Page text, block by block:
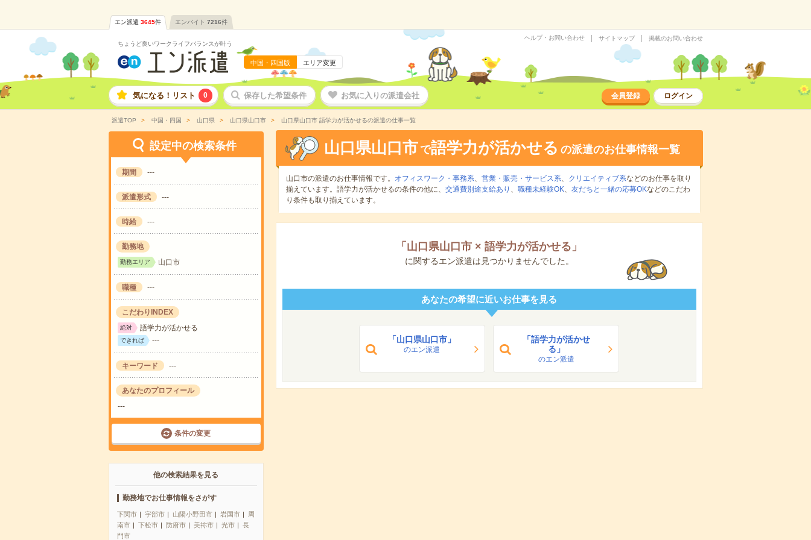
エン派遣 3645件 エンバイト 7216件
ちょうど良いワークライフバランスが叶う
中国・四国版 エリア変更
ヘルプ・お問い合わせ サイトマップ 掲載のお問い合わせ
気になる！リスト 0 保存した希望条件 お気に入りの派遣会社 会員登録 ログイン
派遣TOP 中国・四国 山口県 山口県山口市 山口県山口市 語学力が活かせるの派遣の仕事一覧
設定中の検索条件
期間 ---
派遣形式 ---
時給 ---
勤務地
勤務エリア 山口市
職種 ---
こだわりINDEX
絶対 語学力が活かせる
できれば ---
キーワード ---
あなたのプロフィール
---
条件の変更
他の検索結果を見る
勤務地でお仕事情報をさがす
下関市 宇部市 山陽小野田市 岩国市
周
南市
下松市 防府市 美祢市 光市
長
門市
山口県山口市 で語学力が活かせる の派遣のお仕事情報一覧
山口市の派遣のお仕事情報です。 オフィスワーク・事務系、 営業・販売・サービス系、 クリエイティブ系などのお仕事を取り
揃えています。語学力が活かせるの条件の他に、 交通費別途支給あり 、 職種未経験OK、 友だちと一緒の応募OKなどのこだわ
り条件も取り揃えています。
「 山口県山口市 × 語学力が活かせる 」
に関するエン派遣は見つかりませんでした。
あなたの希望に近いお仕事を見る
「山口県山口市」
のエン派遣
「語学力が活かせ
る」
のエン派遣